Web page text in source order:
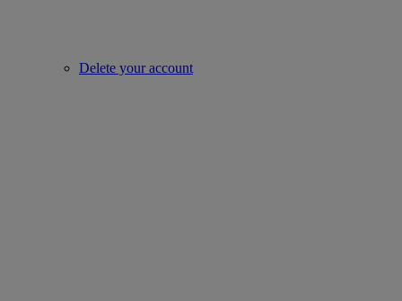
Delete your account